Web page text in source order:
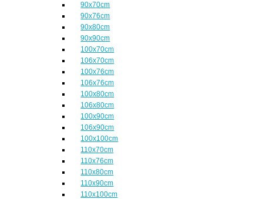
90x70cm
90x76cm
90x80cm
90x90cm
100x70cm
106x70cm
100x76cm
106x76cm
100x80cm
106x80cm
100x90cm
106x90cm
100x100cm
110x70cm
110x76cm
110x80cm
110x90cm
110x100cm